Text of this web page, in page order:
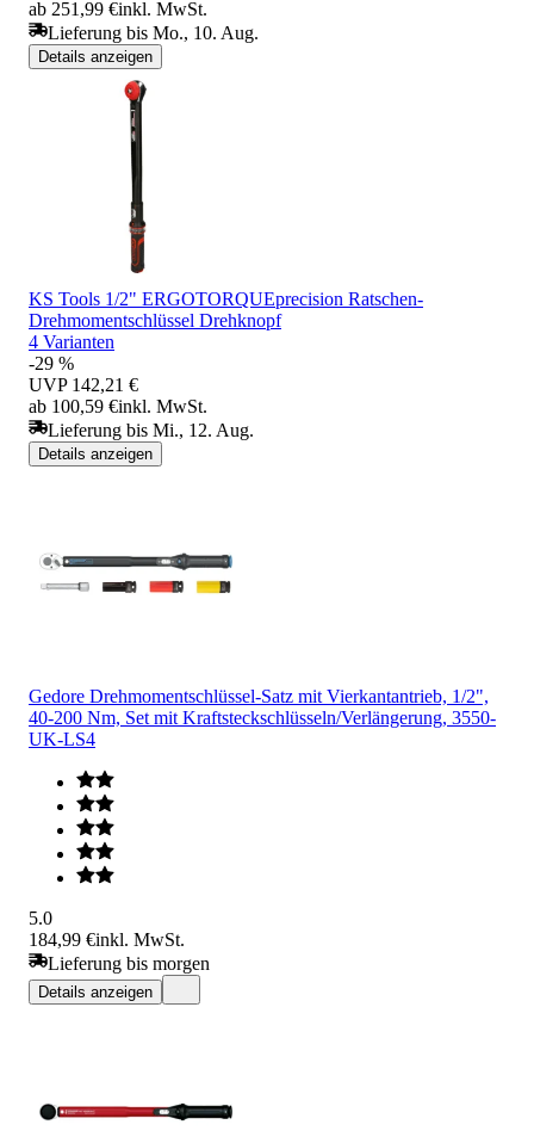
ab 251,99 €inkl. MwSt.
Lieferung bis Mo., 10. Aug.
Details anzeigen
KS Tools 1/2" ERGOTORQUEprecision Ratschen-
Drehmomentschlüssel Drehknopf
4 Varianten
-29 %
UVP 142,21 €
ab 100,59 €inkl. MwSt.
Lieferung bis Mi., 12. Aug.
Details anzeigen
Gedore Drehmomentschlüssel-Satz mit Vierkantantrieb, 1/2",
40-200 Nm, Set mit Kraftsteckschlüsseln/Verlängerung, 3550-
UK-LS4
5.0
184,99 €inkl. MwSt.
Lieferung bis morgen
Details anzeigen